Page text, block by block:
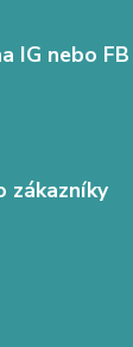
IG nebo
zákazníky